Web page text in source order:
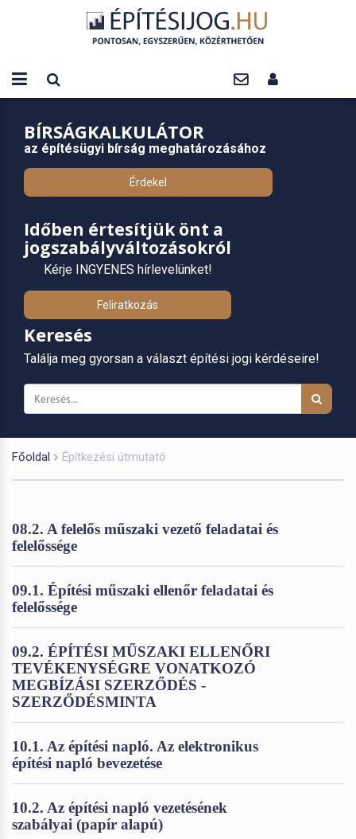
BÍRSÁGKALKULÁTOR
az építésügyi bírság meghatározásához
Érdekel
Időben értesítjük önt a
jogszabályváltozásokról
Kérje INGYENES hírlevelünket!
Feliratkozás
Keresés
Találja meg gyorsan a választ építési jogi kérdéseire!
Főoldal Építkezési útmutató
08.2. A felelős műszaki vezető feladatai és
felelőssége
09.1. Építési műszaki ellenőr feladatai és
felelőssége
09.2. ÉPÍTÉSI MŰSZAKI ELLENŐRI
TEVÉKENYSÉGRE VONATKOZÓ
MEGBÍZÁSI SZERZŐDÉS -
SZERZŐDÉSMINTA
10.1. Az építési napló. Az elektronikus
építési napló bevezetése
10.2. Az építési napló vezetésének
szabályai (papír alapú)